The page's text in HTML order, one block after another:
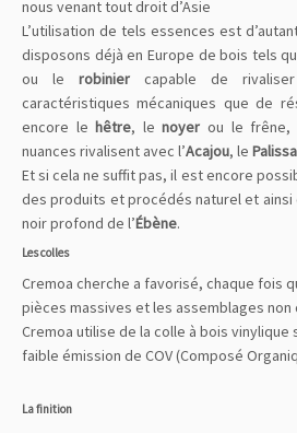
nous venant tout droit d’Asie
L’utilisation de tels essences est
disposons déjà en Europe de bois tels
ou le robinier capable de
caractéristiques mécaniques que de
encore lehêtre, lenoyer ou le frêne,
nuances rivalisent avec l’Acajou, le
Et si cela ne suffit pas, il est encore
des produits et procédés naturel et ainsi
noir profond de l’Ébène.
Les colles
Cremoa cherche a favorisé, chaque fois
pièces massives et les assemblages
Cremoa utilise de la colle à bois vinylique
faible émission de COV (Composé
La finition